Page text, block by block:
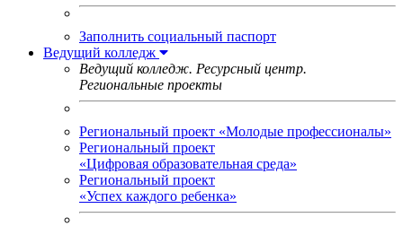
Заполнить социальный паспорт
Ведущий колледж
Ведущий колледж. Ресурсный центр.
Региональные проекты
Региональный проект «Молодые профессионалы»
Региональный проект
«Цифровая образовательная среда»
Региональный проект
«Успех каждого ребенка»